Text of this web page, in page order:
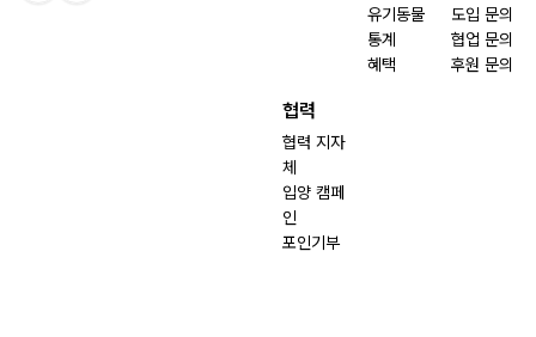
유기동물
통계
혜택
도입 문의
협업 문의
후원 문의
협력
협력 지자
체
입양 캠페
인
포인기부